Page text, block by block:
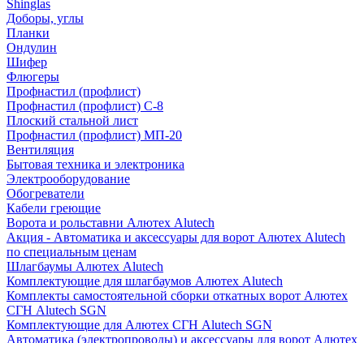
Shinglas
Доборы, углы
Планки
Ондулин
Шифер
Флюгеры
Профнастил (профлист)
Профнастил (профлист) С-8
Плоский стальной лист
Профнастил (профлист) МП-20
Вентиляция
Бытовая техника и электроника
Электрооборудование
Обогреватели
Кабели греющие
Ворота и рольставни Алютех Alutech
Акция - Автоматика и аксессуары для ворот Алютех Alutech
по специальным ценам
Шлагбаумы Алютех Alutech
Комплектующие для шлагбаумов Алютех Alutech
Комплекты самостоятельной сборки откатных ворот Алютех
СГН Alutech SGN
Комплектующие для Алютех СГН Alutech SGN
Автоматика (электропроводы) и аксессуары для ворот Алютех